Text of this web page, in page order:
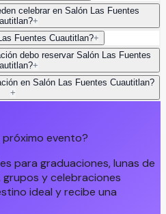
celebrar en Salón Las Fuentes
+
Fuentes Cuautitlan?+
debo reservar Salón Las Fuentes
+
en Salón Las Fuentes Cuautitlan?
+
evento?
para graduaciones, lunas de
y celebraciones
ideal y recibe una